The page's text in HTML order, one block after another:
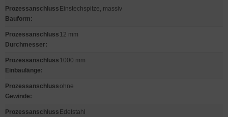
Prozessanschluss
Bauform:
Einstechspitze, massiv
Prozessanschluss
Durchmesser:
12 mm
Prozessanschluss
Einbaulänge:
1000 mm
Prozessanschluss
Gewinde:
ohne
Prozessanschluss Edelstahl